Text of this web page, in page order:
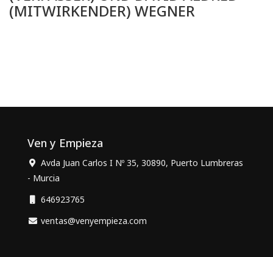
(MITWIRKENDER) WEGNER
Ven y Empieza
Avda Juan Carlos I Nº 35, 30890, Puerto Lumbreras
- Murcia
646923765
ventas@venyempieza.com